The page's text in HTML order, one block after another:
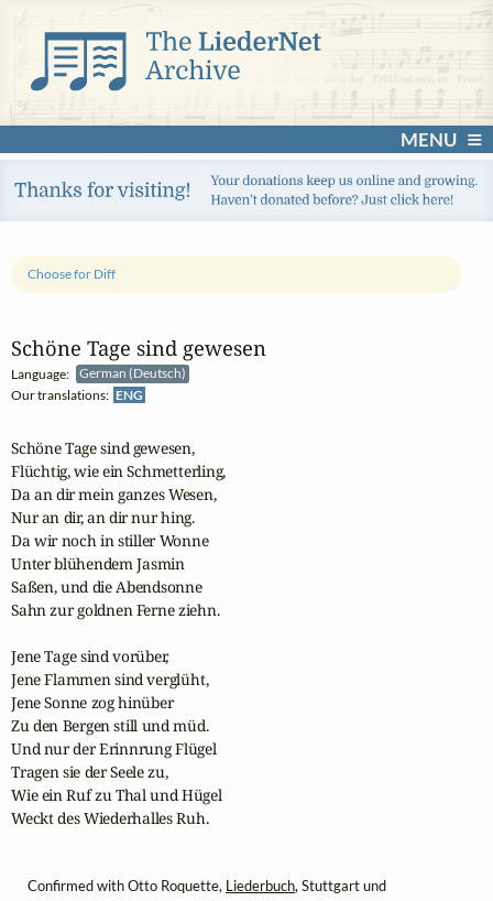
MENU
Schöne Tage sind gewesen
Language:
German (Deutsch)
Our translations: ENG
Choose for Diff
Schöne Tage sind gewesen,
Flüchtig, wie ein Schmetterling,
Da an dir mein ganzes Wesen,
Nur an dir, an dir nur hing.
Da wir noch in stiller Wonne
Unter blühendem Jasmin
Saßen, und die Abendsonne
Sahn zur goldnen Ferne ziehn.
Jene Tage sind vorüber,
Jene Flammen sind verglüht,
Jene Sonne zog hinüber
Zu den Bergen still und müd.
Und nur der Erinnrung Flügel
Tragen sie der Seele zu,
Wie ein Ruf zu Thal und Hügel
Weckt des Wiederhalles Ruh.
Confirmed with Otto Roquette, Liederbuch, Stuttgart und